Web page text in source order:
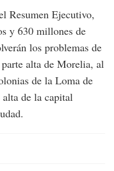
Resumen Ejecutivo,
y 630 millones de
los problemas de
alta de Morelia, al
de la Loma de
de la capital